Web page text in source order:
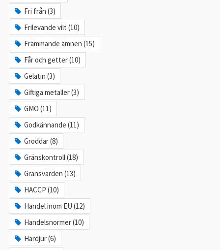
Fri från (3)
Frilevande vilt (10)
Främmande ämnen (15)
Får och getter (10)
Gelatin (3)
Giftiga metaller (3)
GMO (11)
Godkännande (11)
Groddar (8)
Gränskontroll (18)
Gränsvärden (13)
HACCP (10)
Handel inom EU (12)
Handelsnormer (10)
Hardjur (6)